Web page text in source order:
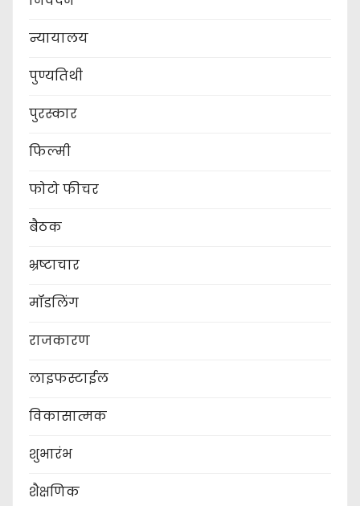
न्यायालय
पुण्यतिथी
पुरस्कार
फिल्मी
फोटो फीचर
बैठक
भ्रष्टाचार
मॉडलिंग
राजकारण
लाइफस्टाईल
विकासात्मक
शुभारंभ
शैक्षणिक